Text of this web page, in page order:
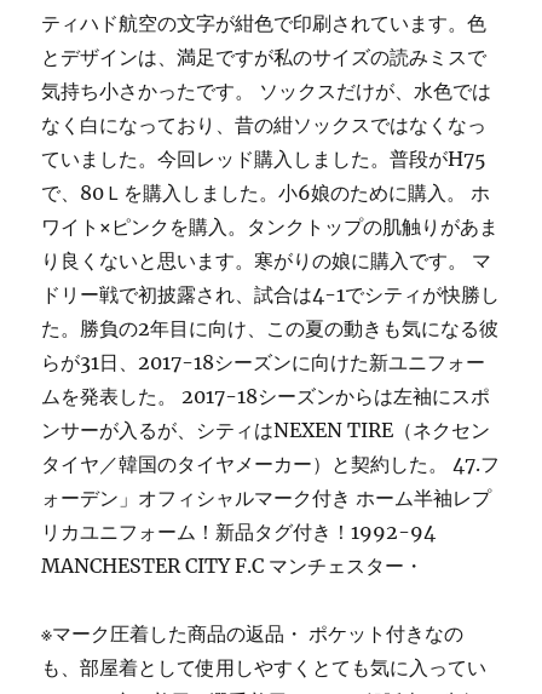
ティハド航空の文字が紺色で印刷されています。色
とデザインは、満足ですが私のサイズの読みミスで
気持ち小さかったです。 ソックスだけが、水色では
なく白になっており、昔の紺ソックスではなくなっ
ていました。今回レッド購入しました。普段がH75
で、80Ｌを購入しました。小6娘のために購入。 ホ
ワイト×ピンクを購入。タンクトップの肌触りがあま
り良くないと思います。寒がりの娘に購入です。 マ
ドリー戦で初披露され、試合は4-1でシティが快勝し
た。勝負の2年目に向け、この夏の動きも気になる彼
らが31日、2017-18シーズンに向けた新ユニフォー
ムを発表した。 2017-18シーズンからは左袖にスポ
ンサーが入るが、シティはNEXEN TIRE（ネクセン
タイヤ／韓国のタイヤメーカー）と契約した。 47.フ
ォーデン」オフィシャルマーク付き ホーム半袖レプ
リカユニフォーム！新品タグ付き！1992-94
MANCHESTER CITY F.C マンチェスター・
※マーク圧着した商品の返品・ ポケット付きなの
も、部屋着として使用しやすくとても気に入ってい